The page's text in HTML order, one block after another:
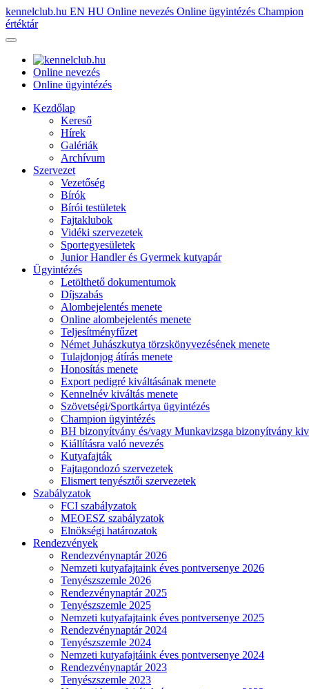
kennelclub.hu EN HU Online nevezés Online ügyintézés Champion
értéktár
Online nevezés
Online ügyintézés
Kezdőlap
Kereső
Hírek
Galériák
Archívum
Szervezet
Vezetőség
Bírók
Bírói testületek
Fajtaklubok
Vidéki szervezetek
Sportegyesületek
Junior Handler és Gyermek kutyapár
Ügyintézés
Letölthető dokumentumok
Díjszabás
Alombejelentés menete
Online alombejelentés menete
Teljesítményfűzet
Német Juhászkutya törzskönyvezésének menete
Tulajdonjog átírás menete
Honosítás menete
Export pedigré kiváltásának menete
Kennelnév kiváltás menete
Szövetségi/Sportkártya ügyintézés
Champion ügyintézés
BH bizonyítvány és/vagy Munkavizsga bizonyítvány
Kiállításra való nevezés
Kutyafajták
Fajtagondozó szervezetek
Elismert tenyésztői szervezetek
Szabályzatok
FCI szabályzatok
MEOESZ szabályzatok
Elnökségi határozatok
Rendezvények
Rendezvénynaptár 2026
Nemzeti kutyafajtaink éves pontversenye 2026
Tenyészszemle 2026
Rendezvénynaptár 2025
Tenyészszemle 2025
Nemzeti kutyafajtaink éves pontversenye 2025
Rendezvénynaptár 2024
Tenyészszemle 2024
Nemzeti kutyafajtáink éves pontversenye 2024
Rendezvénynaptár 2023
Tenyészszemle 2023